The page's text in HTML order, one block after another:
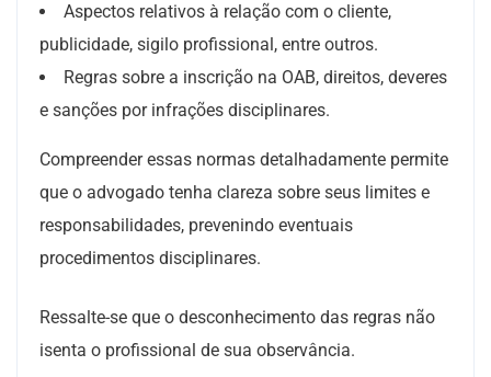
Aspectos relativos à relação com o cliente,
publicidade, sigilo profissional, entre outros.
Regras sobre a inscrição na OAB, direitos, deveres
e sanções por infrações disciplinares.
Compreender essas normas detalhadamente permite
que o advogado tenha clareza sobre seus limites e
responsabilidades, prevenindo eventuais
procedimentos disciplinares.
Ressalte-se que o desconhecimento das regras não
isenta o profissional de sua observância.